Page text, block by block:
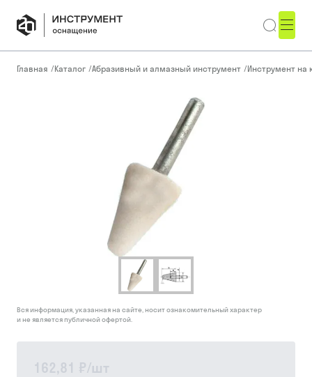
Главная /Каталог /Абразивный и алмазный инструмент /Инструмент на
162,81 ₽/шт
Вся информация, указанная на сайте, носит ознакомительный характер
и не является публичной офертой.